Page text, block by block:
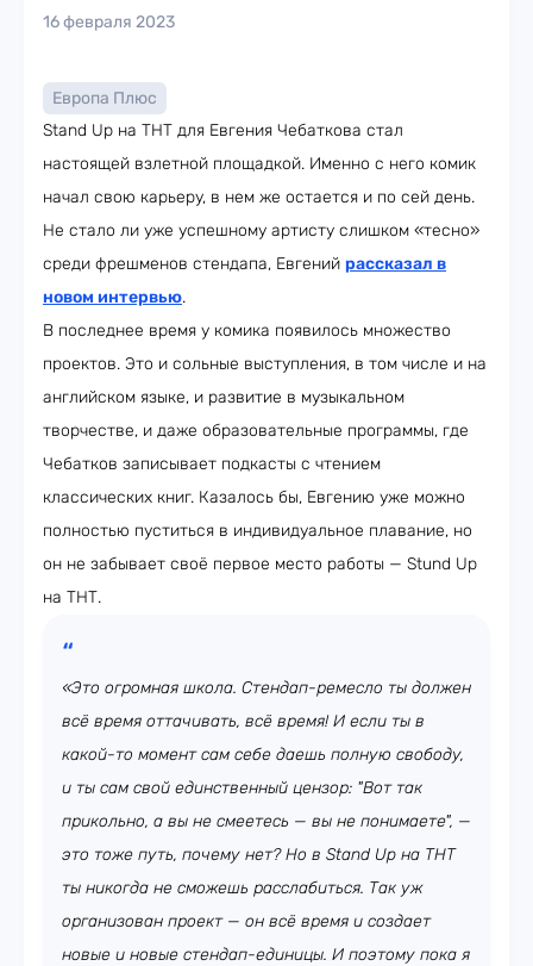
16 февраля 2023
Европа Плюс
Stand Up на ТНТ для Евгения Чебаткова стал
настоящей взлетной площадкой. Именно с него комик
начал свою карьеру, в нем же остается и по сей день.
Не стало ли уже успешному артисту слишком «тесно»
среди фрешменов стендапа, Евгений рассказал в
новом интервью.
В последнее время у комика появилось множество
проектов. Это и сольные выступления, в том числе и на
английском языке, и развитие в музыкальном
творчестве, и даже образовательные программы, где
Чебатков записывает подкасты с чтением
классических книг. Казалось бы, Евгению уже можно
полностью пуститься в индивидуальное плавание, но
он не забывает своё первое место работы — Stund Up
на ТНТ.
«Это огромная школа. Стендап-ремесло ты должен
всё время оттачивать, всё время! И если ты в
какой-то момент сам себе даешь полную свободу,
и ты сам свой единственный цензор: "Вот так
прикольно, а вы не смеетесь — вы не понимаете", —
это тоже путь, почему нет? Но в Stand Up на ТНТ
ты никогда не сможешь расслабиться. Так уж
организован проект — он всё время и создает
новые и новые стендап-единицы. И поэтому пока я